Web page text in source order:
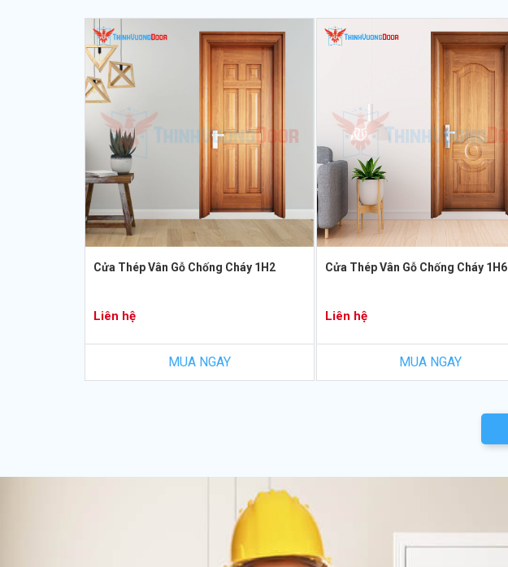
Cửa Thép Vân Gỗ Chống Cháy 1H2
Liên hệ
MUA NGAY
Cửa Thép Vân Gỗ Chống Cháy 1H6
Liên hệ
MUA NGAY